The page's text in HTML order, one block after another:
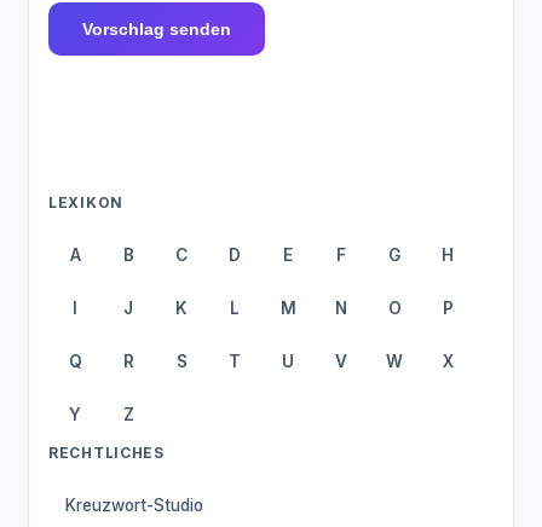
Vorschlag senden
LEXIKON
A B C D E F G H
I J K L M N O P
Q R S T U V W X
Y Z
RECHTLICHES
Kreuzwort-Studio